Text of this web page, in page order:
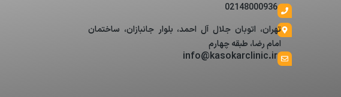
02148000936
تهران، اتوبان جلال آل احمد، بلوار جانبازان، ساختمان
امام رضا، طبقه چهارم
info@kasokarclinic.ir